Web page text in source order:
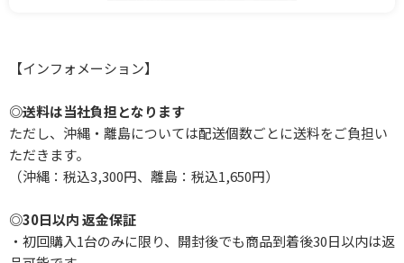
【インフォメーション】
◎送料は当社負担となります
ただし、沖縄・離島については配送個数ごとに送料をご負担い
ただきます。
（沖縄：税込3,300円、離島：税込1,650円）
◎30日以内 返金保証
・初回購入1台のみに限り、開封後でも商品到着後30日以内は返